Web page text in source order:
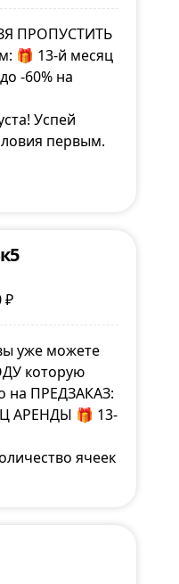
ПРОПУСТИТЬ
🎁 13-й месяц
-60% на
Успей
первым.
₽
уже можете
которую
на ПРЕДЗАКАЗ:
АРЕНДЫ 🎁 13-
ячеек